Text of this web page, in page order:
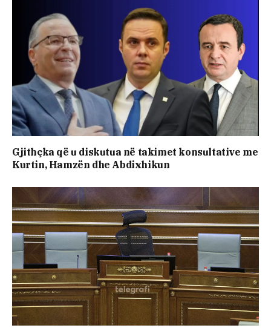
Gjithçka që u diskutua në takimet konsultative me
Kurtin, Hamzën dhe Abdixhikun